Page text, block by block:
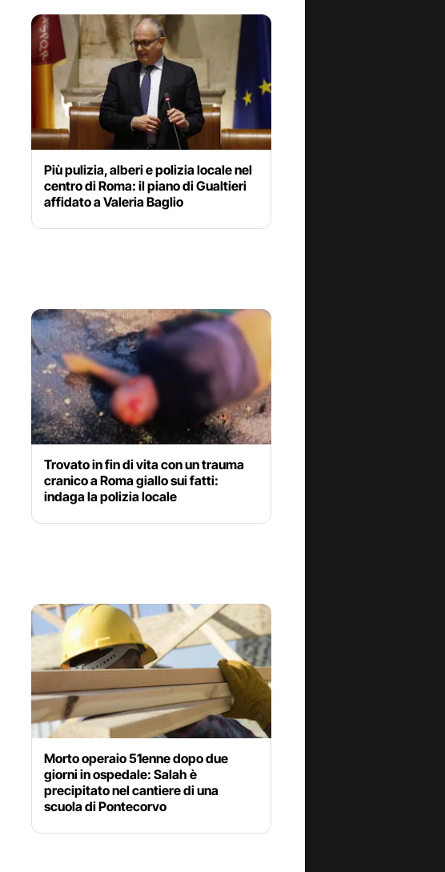
Più pulizia, alberi e polizia locale nel
centro di Roma: il piano di Gualtieri
affidato a Valeria Baglio
Trovato in fin di vita con un trauma
cranico a Roma giallo sui fatti:
indaga la polizia locale
Morto operaio 51enne dopo due
giorni in ospedale: Salah è
precipitato nel cantiere di una
scuola di Pontecorvo